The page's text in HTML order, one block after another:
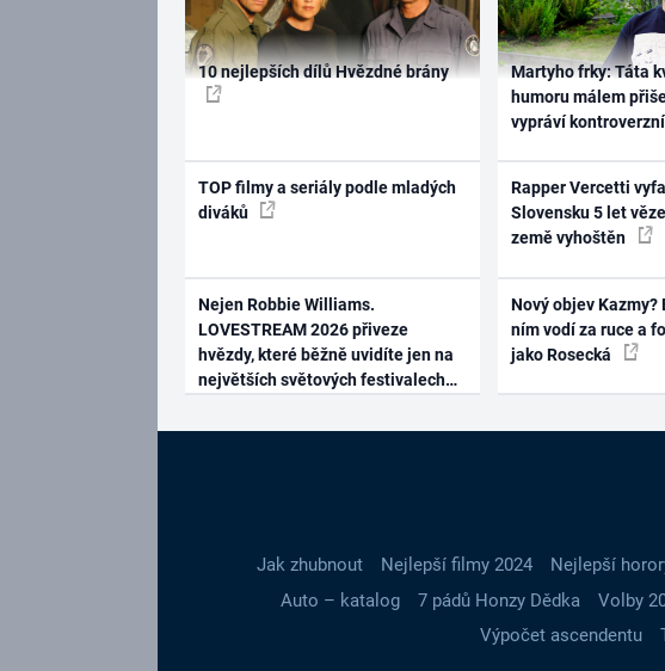
10 nejlepších dílů Hvězdné brány
TOP filmy a seriály podle mladých
diváků
Nejen Robbie Williams.
LOVESTREAM 2026 přiveze
hvězdy, které běžně uvidíte jen na
největších světových festivalech
Martyho frky: Táta
humoru málem
vypráví
Rapper Vercetti
Slovensku 5 let
země vyhoštěn
Nový objev Kazmy?
ním vodí za ruce a
jako Rosecká
Jak zhubnout Nejlepší filmy 2024 Nejlepší
Auto – katalog
7 pádů Honzy Dědka Volby
Výpočet ascendentu